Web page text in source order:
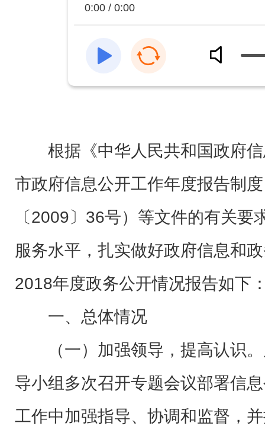
0:00 / 0:00
根据《中华人民共和国政府信
市政府信息公开工作年度报告制
〔2009〕36号）等文件的有关要
服务水平，扎实做好政府信息和
2018年度政务公开情况报告如下
一、总体情况
（一）加强领导，提高认识。
导小组多次召开专题会议部署信
工作中加强指导、协调和监督，